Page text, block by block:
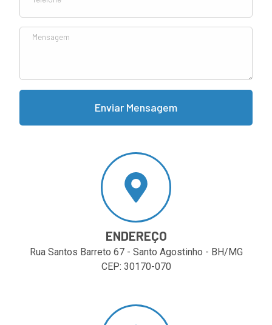
Enviar Mensagem
ENDEREÇO
Rua Santos Barreto 67 - Santo Agostinho - BH/MG
CEP: 30170-070